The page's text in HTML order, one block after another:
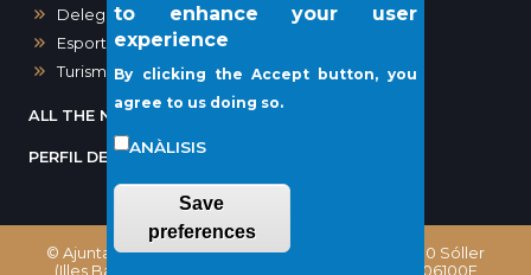
Delegació del Port de Sóller
Esports
Turisme
ALL THE NEWS
PERFIL DEL CONTRACTANT
© Ajuntament de Sóller, Plaça Constitució, 1 - 07100 Sóller
(Illes Balears) Phone: (+34) 971 63 02 00 - CIF: P0706100E
to enhance your user
experience
By clicking the Accept button, you
agree to us doing so.
ANÀLISIS
Save
preferences